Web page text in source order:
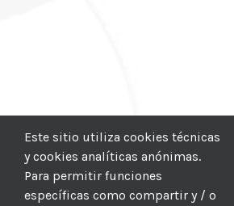
Este sitio utiliza cookies técnicas
y cookies analíticas anónimas.
Para permitir funciones
específicas como compartir y / o